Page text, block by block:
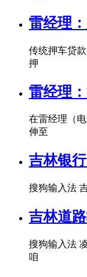
雷经理
传统押车贷
押
雷经理
在雷经理（
伸至
吉林银
搜狗输入法
吉林道
搜狗输入法
咱